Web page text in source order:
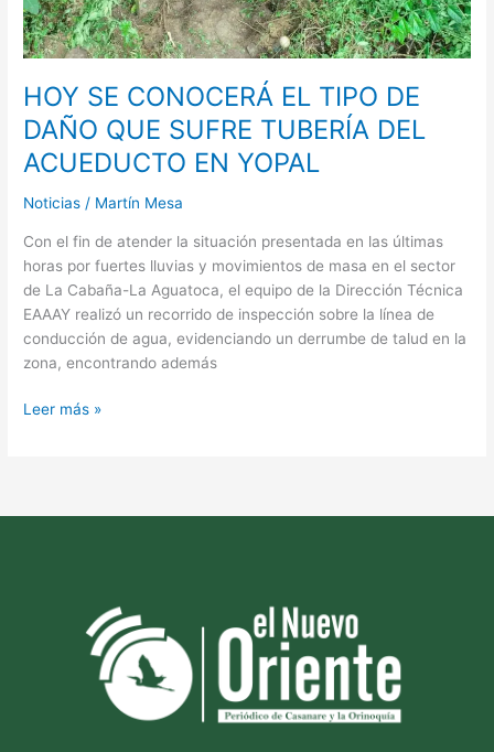
HOY SE CONOCERÁ EL TIPO DE
DAÑO QUE SUFRE TUBERÍA DEL
ACUEDUCTO EN YOPAL
Noticias / Martín Mesa
Con el fin de atender la situación presentada en las últimas
horas por fuertes lluvias y movimientos de masa en el sector
de La Cabaña-La Aguatoca, el equipo de la Dirección Técnica
EAAAY realizó un recorrido de inspección sobre la línea de
conducción de agua, evidenciando un derrumbe de talud en la
zona, encontrando además
ACUEDUCTO
EN
YOPAL
Leer más »